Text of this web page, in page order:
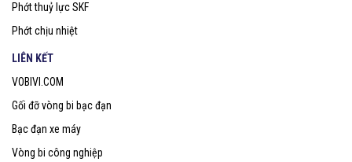
Phớt thuỷ lực SKF
Phớt chịu nhiệt
LIÊN KẾT
VOBIVI.COM
Gối đỡ vòng bi bạc đạn
Bạc đạn xe máy
Vòng bi công nghiệp